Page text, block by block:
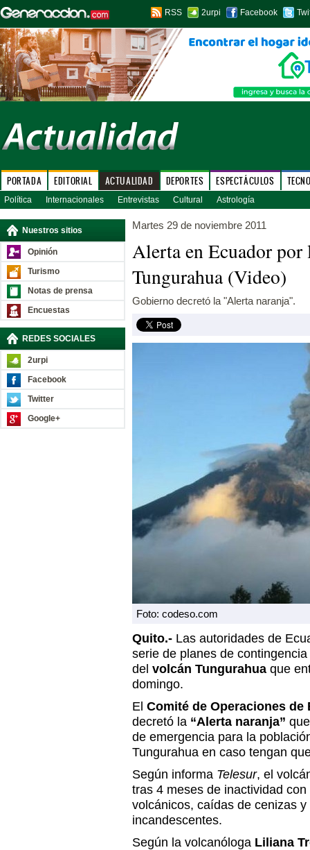
RSS 2urpi Facebook
PORTADA EDITORIAL ACTUALIDAD DEPORTES ESPECTÁCULOS
Política Internacionales Entrevistas Cultural Astrología
Nuestros sitios
Opinión
Turismo
Notas de prensa
Encuestas
REDES SOCIALES
2urpi
Facebook
Twitter
Google+
Martes 29 de noviembre 2011
Alerta en Ecuador
Tungurahua (Video)
Gobierno decretó la "Alerta naranja".
Foto: codeso.com
Quito.- Las autoridades de
serie de planes de
del volcán Tungurahua que
domingo.
El Comité de Operaciones de
decretó la “Alerta naranja”
de emergencia para la
Tungurahua en caso tengan
Según informa Telesur, el
tras 4 meses de inactividad
volcánicos, caídas de cenizas
incandescentes.
Según la volcanóloga Liliana